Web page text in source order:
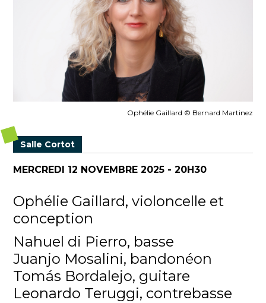
Ophélie Gaillard © Bernard Martinez
Salle Cortot
MERCREDI 12 NOVEMBRE 2025 - 20H30
Ophélie Gaillard, violoncelle et
conception
Nahuel di Pierro, basse
Juanjo Mosalini, bandonéon
Tomás Bordalejo, guitare
Leonardo Teruggi, contrebasse